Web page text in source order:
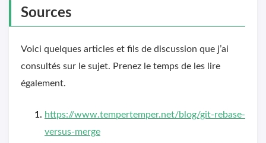
Sources
Voici quelques articles et fils de discussion que j’ai
consultés sur le sujet. Prenez le temps de les lire
également.
https://www.tempertemper.net/blog/git-rebase-
versus-merge